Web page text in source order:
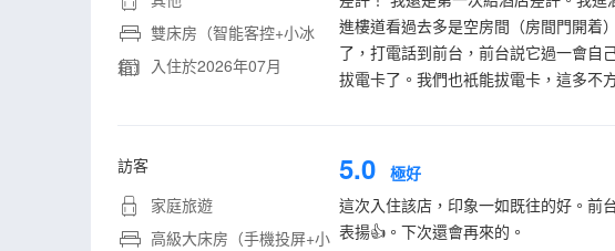
雙床房（智能客控+小冰
箱） 入住於2026年07月
進樓道看過去多是空房間（房間門開着
了，打電話到前台，前台説它過一會自
拔電卡了。我們也衹能拔電卡，這多不
訪客
家庭旅遊
高級大床房（手機投屏+小
5.0 極好
這次入住該店，印象一如既往的好。前
表揚👍。下次還會再來的。